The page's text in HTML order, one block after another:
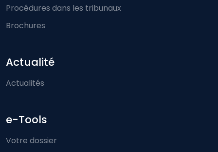
Procédures dans les tribunaux
Brochures
Actualité
Actualités
e-Tools
Votre dossier